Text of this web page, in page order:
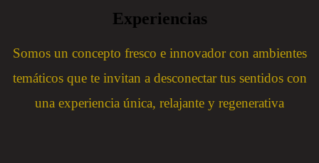
Experiencias
Somos un concepto fresco e innovador con ambientes
temáticos que te invitan a desconectar tus sentidos con
una experiencia única, relajante y regenerativa